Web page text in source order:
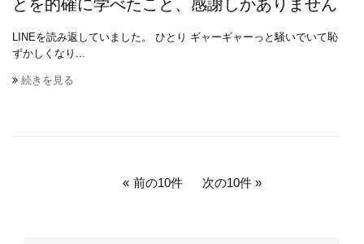
とを的確に学べたこと、感謝しかありません
LINEを読み返していました。 ひとり ギャーギャーっと騒いでいて恥
ずかしくなり...
続きを見る
前の10件 次の10件